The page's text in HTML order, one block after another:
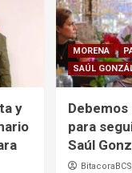
y
MORENA
SAÚL
para
Saúl
BitacoraBCS